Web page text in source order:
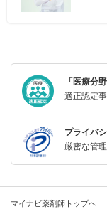
「医療分
適正認定
プライバ
厳密な管
マイナビ薬剤師トップへ